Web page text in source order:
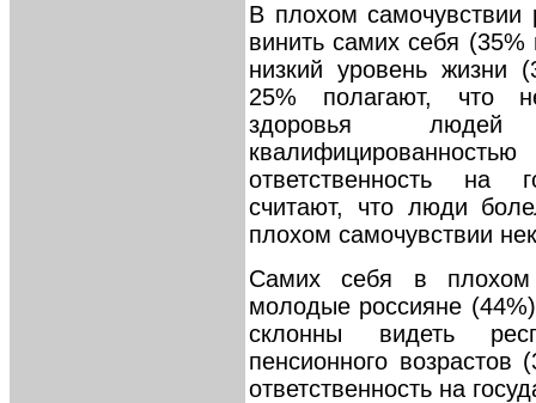
В плохом самочувствии
винить самих себя
низкий уровень жизни
25% полагают, что
здоровья людей
ответственность на
считают, что люди
плохом самочувствии
Самих себя в плохом
молодые россияне
склонны видеть
пенсионного
ответственность на